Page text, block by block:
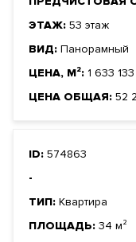
ЭТАЖ: 53 этаж
ВИД: Панорамный
ЦЕНА, М²: 1 633 133
ЦЕНА ОБЩАЯ: 52
ID: 574863
-
ТИП: Квартира
ПЛОЩАДЬ: 34 м²